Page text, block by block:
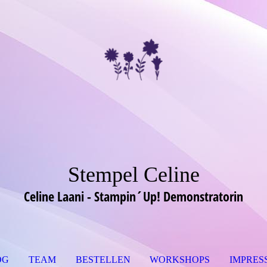
Stempel Celine
Celine Laani - Stampin´Up! Demonstratorin
TEAM BESTELLEN WORKSHOPS